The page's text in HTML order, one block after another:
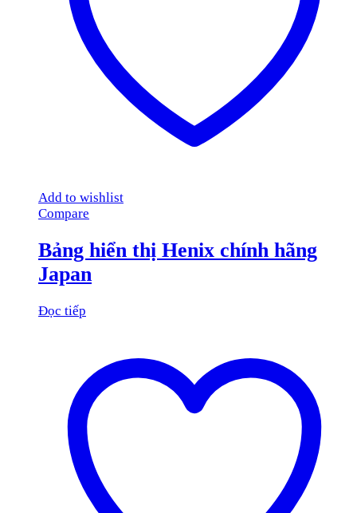
Add to wishlist
Compare
Bảng hiển thị Henix chính hãng
Japan
Đọc tiếp